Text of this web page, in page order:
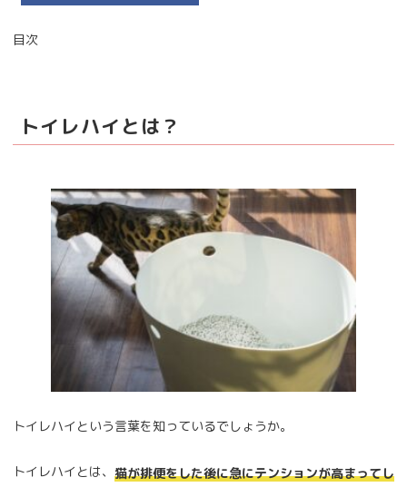
目次
トイレハイとは？
トイレハイという言葉を知っているでしょうか。
トイレハイとは、 猫が排便をした後に急にテンションが高まってし